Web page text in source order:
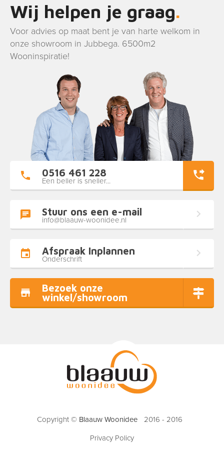
Wij helpen je graag
Voor advies op maat bent je van harte welkom in
onze showroom in Jubbega. 6500m2
Wooninspiratie!
0516 461 228
Een beller is sneller...
Stuur ons een e-mail
info@blaauw-woonidee.nl
Afspraak Inplannen
Onderschrift
Bezoek onze
winkel/showroom
Copyright © Blaauw Woonidee 2016 - 2016
Privacy Policy